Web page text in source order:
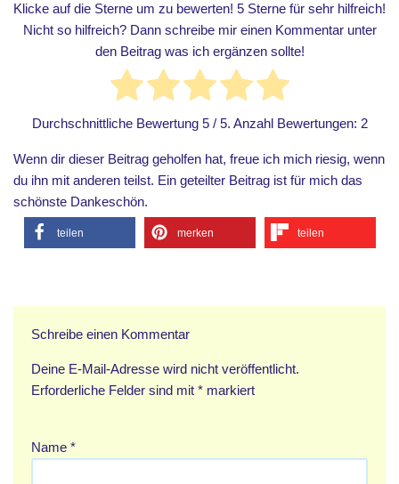
Klicke auf die Sterne um zu bewerten! 5 Sterne für sehr hilfreich!
Nicht so hilfreich? Dann schreibe mir einen Kommentar unter
den Beitrag was ich ergänzen sollte!
Durchschnittliche Bewertung 5/ 5. Anzahl Bewertungen: 2
Wenn dir dieser Beitrag geholfen hat, freue ich mich riesig, wenn
du ihn mit anderen teilst. Ein geteilter Beitrag ist für mich das
schönste Dankeschön.
teilen merken teilen
Schreibe einen Kommentar
Deine E-Mail-Adresse wird nicht veröffentlicht.
Erforderliche Felder sind mit * markiert
Name *